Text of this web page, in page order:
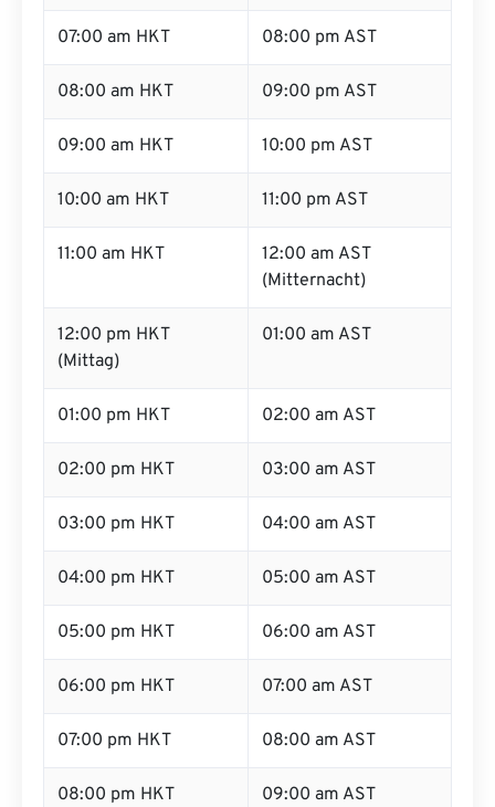
07:00 am HKT 08:00 pm AST
08:00 am HKT 09:00 pm AST
09:00 am HKT 10:00 pm AST
10:00 am HKT 11:00 pm AST
11:00 am HKT
12:00 am AST
(Mitternacht)
12:00 pm HKT
(Mittag)
01:00 am AST
01:00 pm HKT 02:00 am AST
02:00 pm HKT 03:00 am AST
03:00 pm HKT 04:00 am AST
04:00 pm HKT 05:00 am AST
05:00 pm HKT 06:00 am AST
06:00 pm HKT 07:00 am AST
07:00 pm HKT 08:00 am AST
08:00 pm HKT 09:00 am AST